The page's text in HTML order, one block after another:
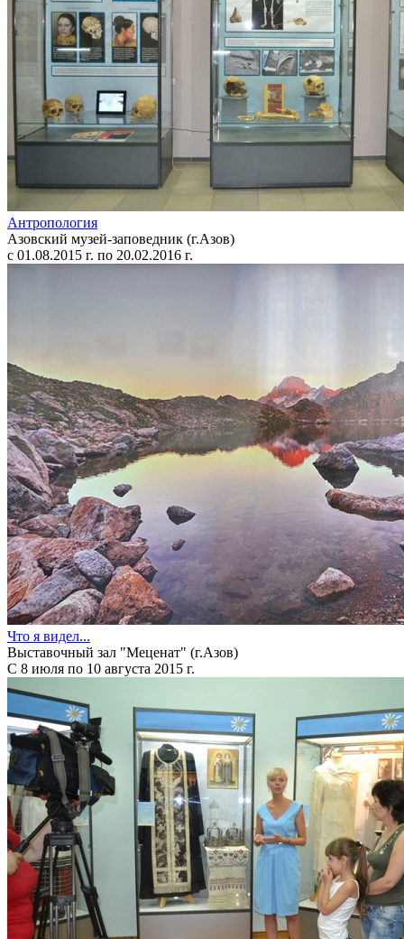
Антропология
Азовский музей-заповедник (г.Азов)
с 01.08.2015 г. по 20.02.2016 г.
Что я видел...
Выставочный зал "Меценат" (г.Азов)
С 8 июля по 10 августа 2015 г.